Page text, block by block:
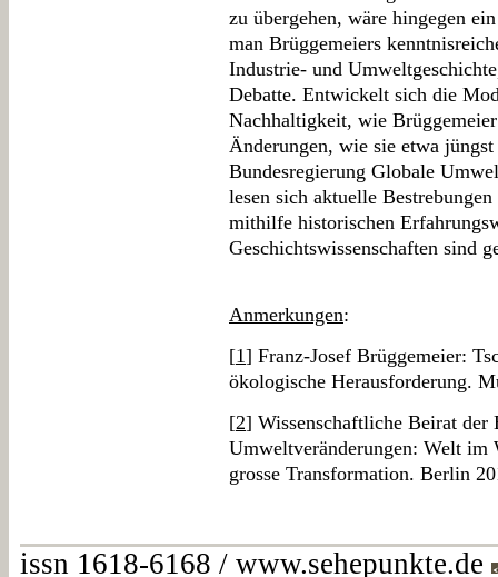
zu übergehen, wäre hingegen
man Brüggemeiers
Industrie- und
Debatte. Entwickelt sich die
Nachhaltigkeit, wie
Änderungen, wie sie etwa
Bundesregierung Globale
lesen sich aktuelle
mithilfe historischen
Geschichtswissenschaften sind
Anmerkungen:
[1] Franz-Josef Brüggemeier:
ökologische Herausforderung.
[2] Wissenschaftliche Beirat der
Umweltveränderungen: Welt im
grosse Transformation. Berlin
issn 1618-6168 / www.sehepunkte.de